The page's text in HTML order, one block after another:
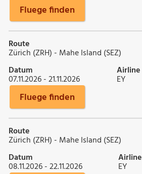
Fluege finden
Route
Zürich (ZRH) - Mahe Island (SEZ)
Datum
07.11.2026 - 21.11.2026
Airline
EY
Fluege finden
Route
Zürich (ZRH) - Mahe Island (SEZ)
Datum
08.11.2026 - 22.11.2026
Airline
EY